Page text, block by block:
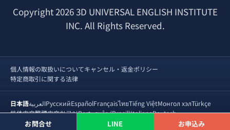
お問合せ LINE お申込み
Copyright 2026 3D UNIVERSAL ENGLISH INSTITUTE
INC. All Rights Reserved.
個人情報の取扱いについてキャンセル・返金ポリシー
特定商取引に関する法律
日本語العربيةРусскийEspañolFrançaisไทยTiếng ViệtМонгол хэлTürkçe
简体中文繁體中文한국어Português (Brasil)ItalianoDeutsch
20263D UNIVERSAL ENGLISH INSTITUTE INC.